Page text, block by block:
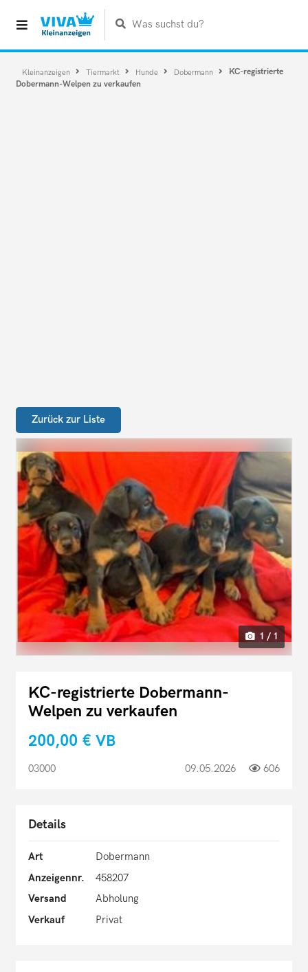
Was suchst du?
Kleinanzeigen Tiermarkt Hunde Dobermann
KC-registrierte
Dobermann-Welpen zu verkaufen
Zurück zur Liste
1 / 1
KC-registrierte Dobermann-
Welpen zu verkaufen
200,00 € VB
03000 09.05.2026 606
Details
Art
Dobermann
Anzeigennr.
458207
Versand
Abholung
Verkauf
Privat